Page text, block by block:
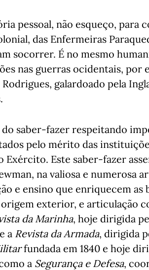
pessoal, não esqueço, para
das Enfermeiras
socorrer. É no mesmo
nas guerras ocidentais, por
galardoado pela
do saber-fazer respeitando
pelo mérito das
Exército. Este saber-fazer
na valiosa e numerosa
e ensino que enriquecem as
exterior, e articulação
da Marinha, hoje dirigida
a Revista da Armada, dirigida
fundada em 1840 e hoje
a Segurança e Defesa,